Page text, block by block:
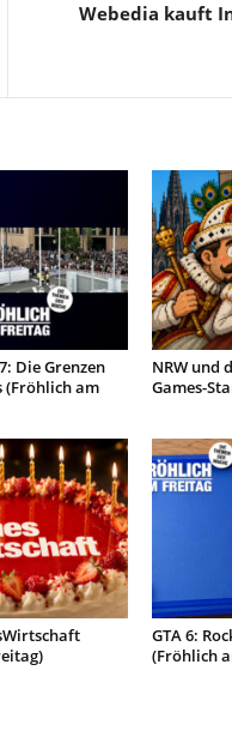
Webedia kauft
Die Grenzen
(Fröhlich am
NRW und
Games-
GTA 6:
(Fröhlich